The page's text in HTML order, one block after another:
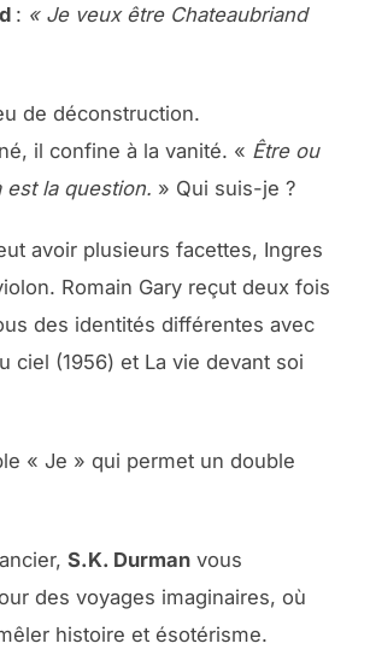
: « Je veux être Chateaubriand
de déconstruction.
il confine à la vanité. « Être ou
est la question. » Qui suis-je ?
avoir plusieurs facettes, Ingres
Romain Gary reçut deux fois
des identités différentes avec
ciel (1956) et La vie devant soi
« Je » qui permet un double
S.K. Durmanvous
des voyages imaginaires, où
histoire et ésotérisme.